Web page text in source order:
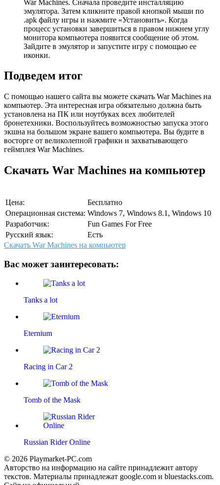
War Machines. Сначала проведите инсталляцию
эмулятора. Затем кликните правой кнопкой мыши по
.apk файлу игры и нажмите «Установить». Когда
процесс установки завершиться в правом нижнем углу
монитора компьютера появится сообщение об этом.
Зайдите в эмулятор и запустите игру с помощью ее
иконки.
Подведем итог
С помощью нашего сайта вы можете скачать War Machines на
компьютер. Эта интересная игра обязательно должна быть
установлена на ПК или ноутбуках всех любителей
бронетехники. Воспользуйтесь возможностью запуска этого
экшна на большом экране вашего компьютера. Вы будите в
восторге от великолепной графики и захватывающего
геймплея War Machines.
Скачать War Machines на компьютер
Цена:
Бесплатно
Операционная система: Windows 7, Windows 8.1, Windows 10
Разработчик:
Fun Games For Free
Русский язык:
Есть
Скачать War Machines на компьютер
Вас может заинтересовать:
Tanks a lot
Eternium
Racing in Car 2
Tomb of the Mask
Russian Rider Online
© 2026 Playmarket-PC.com
Авторство на информацию на сайте принадлежит автору
текстов. Материалы принадлежат google.com и bluestacks.com.